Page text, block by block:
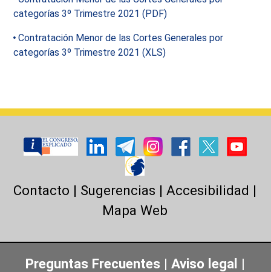
categorías 3º Trimestre 2021 (PDF)
Contratación Menor de las Cortes Generales por
categorías 3º Trimestre 2021 (XLS)
Contacto | Sugerencias |Accesibilidad |
Mapa Web
Preguntas Frecuentes | Aviso legal |